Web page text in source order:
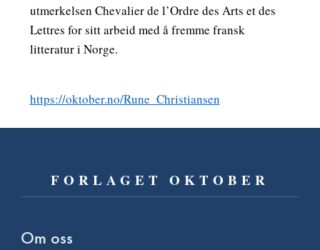
utmerkelsen Chevalier de l’Ordre des Arts et des
Lettres for sitt arbeid med å fremme fransk
litteratur i Norge.
https://oktober.no/Rune_Christiansen
FORLAGET OKTOBER
Om oss